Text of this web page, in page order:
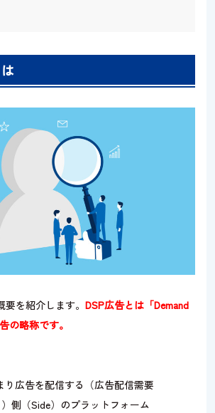
を紹介します。 DSP広告とは「Demand
の略称です。
り広告を配信する（広告配信需要
）側（Side）のプラットフォーム